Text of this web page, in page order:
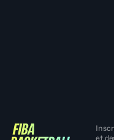
et